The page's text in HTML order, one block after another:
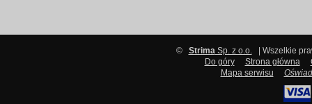
© StrimaSp. z o.o.
| Wszelkie
Do góry
Strona główna
Mapa serwisu